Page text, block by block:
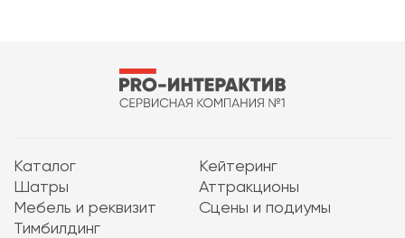
Каталог
Кейтеринг
Шатры
Аттракционы
Мебель и реквизит
Сцены и подиумы
Тимбилдинг